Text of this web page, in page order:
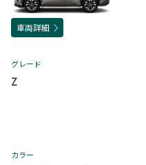
車両詳細
グレード
Z
カラー